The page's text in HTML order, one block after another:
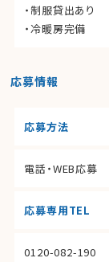
・制服貸出あり
・冷暖房完備
応募情報
応募方法
電話・WEB応募
応募専用TEL
0120-082-190